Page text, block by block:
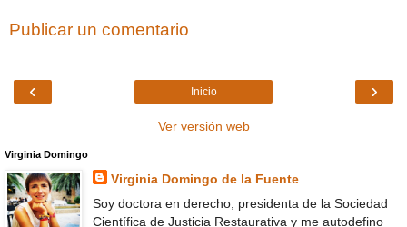
Publicar un comentario
‹ ›
Inicio
Ver versión web
Virginia Domingo
Virginia Domingo de la Fuente
Soy doctora en derecho, presidenta de la Sociedad
Científica de Justicia Restaurativa y me autodefino